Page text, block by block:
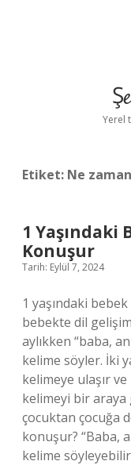
Yerel
Etiket: Ne
1 Yaşındaki
Konuşur
Tarih: Eylül 7, 2024
1 yaşındaki
bebekte dil
aylıkken “baba,
kelime söyler. İki
kelimeye ulaşır
kelimeyi bir
çocuktan çocuğa
konuşur? “Baba,
kelime